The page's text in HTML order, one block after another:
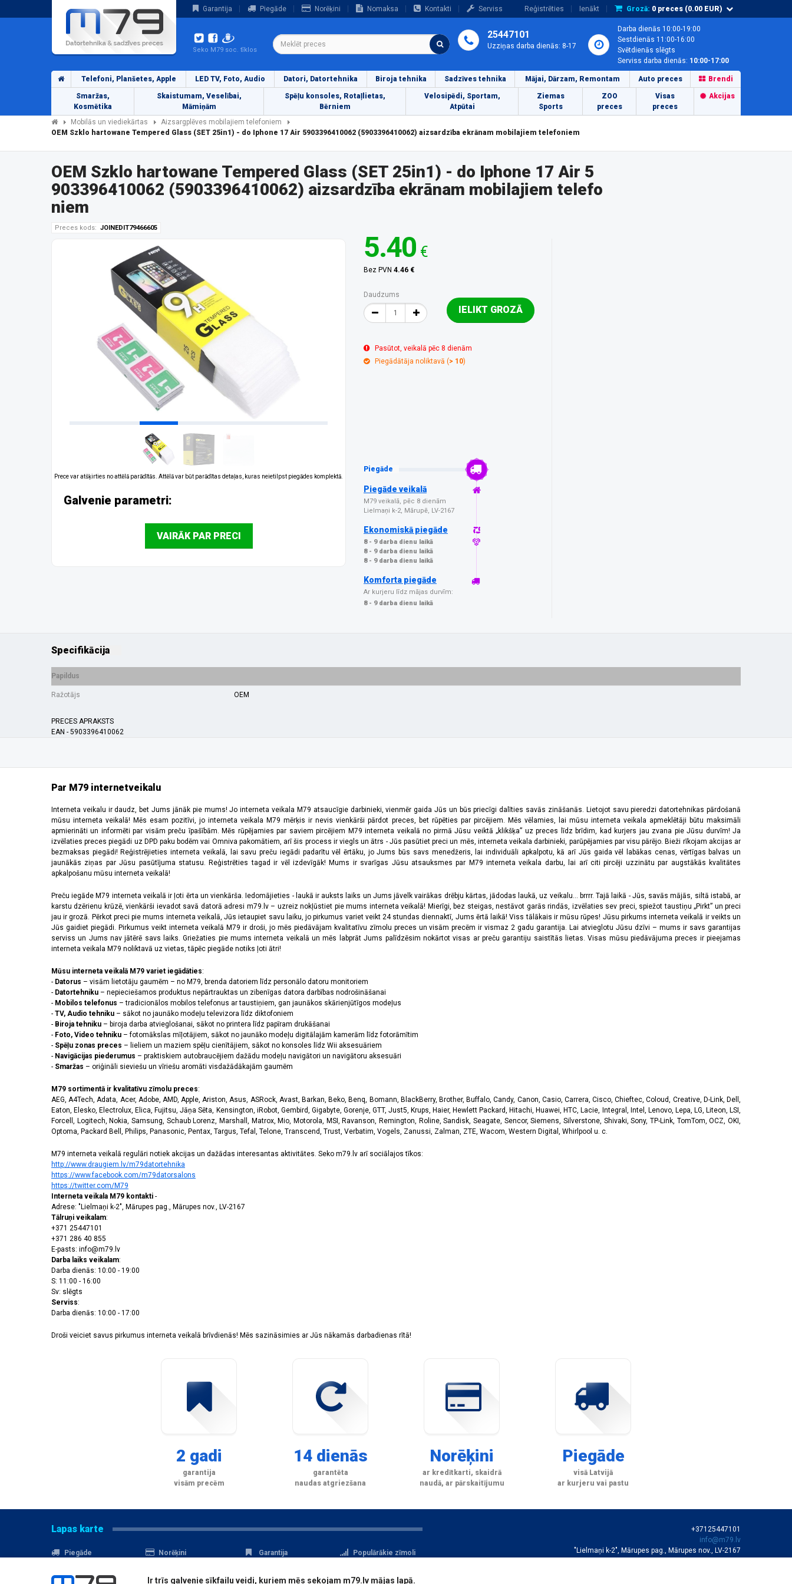
Garantija Piegāde Norēķini Nomaksa Kontakti Serviss Reģistrēties Ienākt Grozā: 0 preces (0.00 EUR)
Seko M79 soc. tīklos
25447101
Uzziņas darba dienās: 8-17
Darba dienās 10:00-19:00
Sestdienās 11:00-16:00
Svētdienās slēgts
Serviss darba dienās: 10:00-17:00
Telefoni, Planšetes, Apple LED TV, Foto, Audio Datori, Datortehnika Biroja tehnika Sadzīves tehnika Mājai, Dārzam, Remontam Auto preces Brendi
Smaržas,
Kosmētika
Skaistumam, Veselībai,
Māmiņām
Spēļu konsoles, Rotaļlietas,
Bērniem
Velosipēdi, Sportam,
Atpūtai
Ziemas
Sports
ZOO
preces
Visas
preces
Akcijas
Mobilās un viediekārtas
Aizsargplēves mobilajiem telefoniem
OEM Szklo hartowane Tempered Glass (SET 25in1) - do Iphone 17 Air 5903396410062 (5903396410062) aizsardzība ekrānam mobilajiem telefoniem
OEM Szklo hartowane Tempered Glass (SET 25in1) - do Iphone 17 Air 5
903396410062 (5903396410062) aizsardzība ekrānam mobilajiem telefo
niem
Preces kods: JOINEDIT79466605
Prece var atšķirties no attēlā parādītās. Attēlā var būt parādītas detaļas, kuras neietilpst piegādes komplektā.
Galvenie parametri:
VAIRĀK PAR PRECI
5.40 €
Bez PVN 4.46 €
Daudzums
IELIKT GROZĀ
Pasūtot, veikalā pēc 8 dienām
Piegādātāja noliktavā (> 10)
Piegāde
Piegāde veikalā
M79 veikalā, pēc 8 dienām
Lielmaņi k-2, Mārupē, LV-2167
Ekonomiskā piegāde
8 - 9 darba dienu laikā
8 - 9 darba dienu laikā
8 - 9 darba dienu laikā
Komforta piegāde
Ar kurjeru līdz mājas durvīm:
8 - 9 darba dienu laikā
Specifikācija
Papildus
Ražotājs OEM
PRECES APRAKSTS
EAN - 5903396410062
Par M79 internetveikalu
Interneta veikalu ir daudz, bet Jums jānāk pie mums! Jo interneta veikala M79 atsaucīgie darbinieki, vienmēr gaida Jūs un būs priecīgi dalīties savās zināšanās. Lietojot savu pieredzi datortehnikas pārdošanā
mūsu interneta veikalā! Mēs esam pozitīvi, jo interneta veikala M79 mērķis ir nevis vienkārši pārdot preces, bet rūpēties par pircējiem. Mēs vēlamies, lai mūsu interneta veikala apmeklētāji būtu maksimāli
apmierināti un informēti par visām preču īpašībām. Mēs rūpējamies par saviem pircējiem M79 interneta veikalā no pirmā Jūsu veiktā „klikšķa” uz preces līdz brīdim, kad kurjers jau zvana pie Jūsu durvīm! Ja
izvēlaties preces piegādi uz DPD paku bodēm vai Omniva pakomātiem, arī šis process ir viegls un ātrs - Jūs pasūtiet preci un mēs, interneta veikala darbinieki, parūpējamies par visu pārējo. Bieži rīkojam akcijas ar
bezmaksas piegādi! Reģistrējieties interneta veikalā, lai savu preču iegādi padarītu vēl ērtāku, jo Jums būs savs menedžeris, lai individuāli apkalpotu, kā arī Jūs gaida vēl labākas cenas, vērtīgas balvas un
jaunākās ziņas par Jūsu pasūtījuma statusu. Reģistrēties tagad ir vēl izdevīgāk! Mums ir svarīgas Jūsu atsauksmes par M79 interneta veikala darbu, lai arī citi pircēji uzzinātu par augstākās kvalitātes
apkalpošanu mūsu interneta veikalā!
Preču iegāde M79 interneta veikalā ir ļoti ērta un vienkārša. Iedomājieties - laukā ir auksts laiks un Jums jāvelk vairākas drēbju kārtas, jādodas laukā, uz veikalu... brrrr. Tajā laikā - Jūs, savās mājās, siltā istabā, ar
karstu dzērienu krūzē, vienkārši ievadot savā datorā adresi m79.lv – uzreiz nokļūstiet pie mums interneta veikalā! Mierīgi, bez steigas, nestāvot garās rindās, izvēlaties sev preci, spiežot taustiņu „Pirkt” un preci
jau ir grozā. Pērkot preci pie mums interneta veikalā, Jūs ietaupiet savu laiku, jo pirkumus variet veikt 24 stundas diennaktī, Jums ērtā laikā! Viss tālākais ir mūsu rūpes! Jūsu pirkums interneta veikalā ir veikts un
Jūs gaidiet piegādi. Pirkumus veikt interneta veikalā M79 ir droši, jo mēs piedāvājam kvalitatīvu zīmolu preces un visām precēm ir vismaz 2 gadu garantija. Lai atvieglotu Jūsu dzīvi – mums ir savs garantijas
serviss un Jums nav jātērē savs laiks. Griežaties pie mums interneta veikalā un mēs labprāt Jums palīdzēsim nokārtot visas ar preču garantiju saistītās lietas. Visas mūsu piedāvājuma preces ir pieejamas
interneta veikala M79 noliktavā uz vietas, tāpēc piegāde notiks ļoti ātri!
Mūsu interneta veikalā M79 variet iegādāties:
- Datorus – visām lietotāju gaumēm – no M79, brenda datoriem līdz personālo datoru monitoriem
- Datortehniku – nepieciešamos produktus nepārtrauktas un zibenīgas datora darbības nodrošināšanai
- Mobilos telefonus – tradicionālos mobilos telefonus ar taustiņiem, gan jaunākos skārienjūtīgos modeļus
- TV, Audio tehniku – sākot no jaunāko modeļu televizora līdz diktofoniem
- Biroja tehniku – biroja darba atvieglošanai, sākot no printera līdz papīram drukāšanai
- Foto, Video tehniku – fotomākslas mīļotājiem, sākot no jaunāko modeļu digitālajām kamerām līdz fotorāmītim
- Spēļu zonas preces – lieliem un maziem spēļu cienītājiem, sākot no konsoles līdz Wii aksesuāriem
- Navigācijas piederumus – praktiskiem autobraucējiem dažādu modeļu navigātori un navigātoru aksesuāri
- Smaržas – oriģināli sieviešu un vīriešu aromāti visdažādākajām gaumēm
M79 sortimentā ir kvalitatīvu zīmolu preces:
AEG, A4Tech, Adata, Acer, Adobe, AMD, Apple, Ariston, Asus, ASRock, Avast, Barkan, Beko, Benq, Bomann, BlackBerry, Brother, Buffalo, Candy, Canon, Casio, Carrera, Cisco, Chieftec, Coloud, Creative, D-Link, Dell,
Eaton, Elesko, Electrolux, Elica, Fujitsu, Jāņa Sēta, Kensington, iRobot, Gembird, Gigabyte, Gorenje, GTT, Just5, Krups, Haier, Hewlett Packard, Hitachi, Huawei, HTC, Lacie, Integral, Intel, Lenovo, Lepa, LG, Liteon, LSI,
Forcell, Logitech, Nokia, Samsung, Schaub Lorenz, Marshall, Matrox, Mio, Motorola, MSI, Ravanson, Remington, Roline, Sandisk, Seagate, Sencor, Siemens, Silverstone, Shivaki, Sony, TP-Link, TomTom, OCZ, OKI,
Optoma, Packard Bell, Philips, Panasonic, Pentax, Targus, Tefal, Telone, Transcend, Trust, Verbatim, Vogels, Zanussi, Zalman, ZTE, Wacom, Western Digital, Whirlpool u. c.
M79 interneta veikalā regulāri notiek akcijas un dažādas interesantas aktivitātes. Seko m79.lv arī sociālajos tīkos:
http://www.draugiem.lv/m79datortehnika
https://www.facebook.com/m79datorsalons
https://twitter.com/M79
Interneta veikala M79 kontakti -
Adrese: "Lielmaņi k-2", Mārupes pag., Mārupes nov., LV-2167
Tālruņi veikalam:
+371 25447101
+371 286 40 855
E-pasts: info@m79.lv
Darba laiks veikalam:
Darba dienās: 10:00 - 19:00
S: 11:00 - 16:00
Sv: slēgts
Serviss:
Darba dienās: 10:00 - 17:00
Droši veiciet savus pirkumus interneta veikalā brīvdienās! Mēs sazināsimies ar Jūs nākamās darbadienas rītā!
2 gadi
garantija
visām precēm
14 dienās
garantēta
naudas atgriezšana
Norēķini
ar kredītkarti, skaidrā
naudā, ar pārskaitījumu
Piegāde
visā Latvijā
ar kurjeru vai pastu
Lapas karte
Piegāde
Norēķini
Akcijas
Serviss
Garantija
Populārākie zīmoli
Datu aizsardzība
Reģistrācija
+37125447101
info@m79.lv
"Lielmaņi k-2", Mārupes pag., Mārupes nov., LV-2167
Ir trīs galvenie sīkfailu veidi, kuriem mēs sekojam m79.lv mājas lapā.